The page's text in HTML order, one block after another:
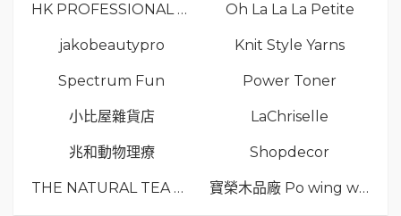
HK PROFESSIONAL TV LIMITED Oh La La La Petite
jakobeautypro Knit Style Yarns
Spectrum Fun Power Toner
小比屋雜貨店 LaChriselle
兆和動物理療 Shopdecor
THE NATURAL TEA Co. 寶榮木品廠 Po wing wood